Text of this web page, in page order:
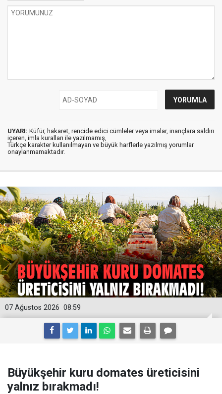
UYARI: Küfür, hakaret, rencide edici cümleler veya imalar, inançlara saldırı
içeren, imla kuralları ile yazılmamış,
Türkçe karakter kullanılmayan ve büyük harflerle yazılmış yorumlar
onaylanmamaktadır.
08:59
07 Ağustos 2026
Büyükşehir kuru domates üreticisini
yalnız bırakmadı!